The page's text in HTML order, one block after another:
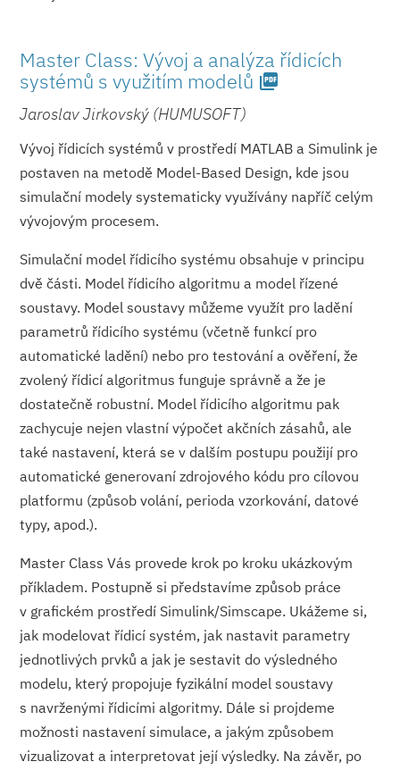
Master Class: Vývoj a analýza řídicích
systémů s využitím modelů picture_as_pdf
Jaroslav Jirkovský (HUMUSOFT)
Vývoj řídicích systémů v prostředí MATLAB a Simulink je
postaven na metodě Model-Based Design, kde jsou
simulační modely systematicky využívány napříč celým
vývojovým procesem.
Simulační model řídicího systému obsahuje v principu
dvě části. Model řídicího algoritmu a model řízené
soustavy. Model soustavy můžeme využít pro ladění
parametrů řídicího systému (včetně funkcí pro
automatické ladění) nebo pro testování a ověření, že
zvolený řídicí algoritmus funguje správně a že je
dostatečně robustní. Model řídicího algoritmu pak
zachycuje nejen vlastní výpočet akčních zásahů, ale
také nastavení, která se v dalším postupu použijí pro
automatické generovaní zdrojového kódu pro cílovou
platformu (způsob volání, perioda vzorkování, datové
typy, apod.).
Master Class Vás provede krok po kroku ukázkovým
příkladem. Postupně si představíme způsob práce
v grafickém prostředí Simulink/Simscape. Ukážeme si,
jak modelovat řídicí systém, jak nastavit parametry
jednotlivých prvků a jak je sestavit do výsledného
modelu, který propojuje fyzikální model soustavy
s navrženými řídicími algoritmy. Dále si projdeme
možnosti nastavení simulace, a jakým způsobem
vizualizovat a interpretovat její výsledky. Na závěr, po